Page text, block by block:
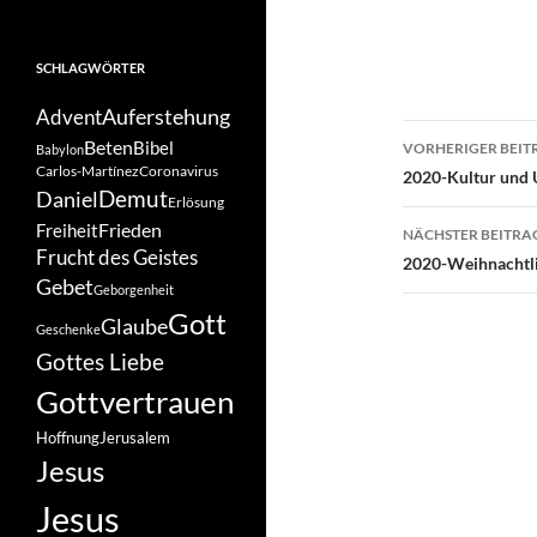
VORHERIGER
2020-Kultur und
NÄCHSTER
2020-
SCHLAGWÖRTER
AdventAuferstehung
BabylonBetenBibel
Carlos-MartínezCoronavirus
DanielDemutErlösung
FreiheitFrieden
Frucht des Geistes
GebetGeborgenheit
GeschenkeGlaubeGott
Gottes Liebe
Gottvertrauen
HoffnungJerusalem
Jesus
Jesus